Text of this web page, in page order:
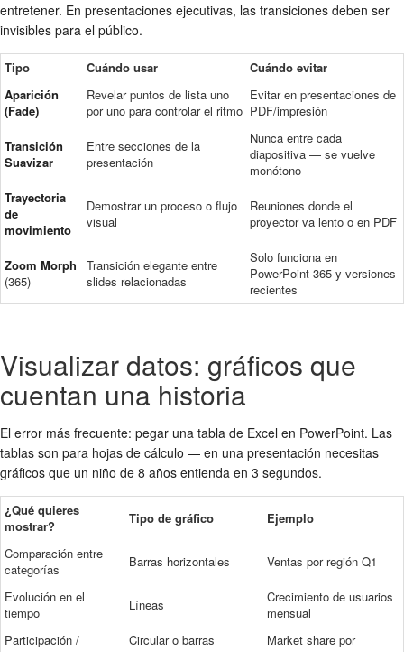
entretener. En presentaciones ejecutivas, las transiciones deben ser
invisibles para el público.
Tipo Cuándo usar
Cuándo evitar
Aparición
(Fade)
Revelar puntos de lista uno
por uno para controlar el ritmo
Evitar en presentaciones de
PDF/impresión
Transición
Suavizar
Entre secciones de la
presentación
Nunca entre cada
diapositiva — se vuelve
monótono
Trayectoria
de
movimiento
Demostrar un proceso o flujo
visual
Reuniones donde el
proyector va lento o en PDF
Zoom Morph
(365)
Transición elegante entre
slides relacionadas
Solo funciona en
PowerPoint 365 y versiones
recientes
Visualizar datos: gráficos que
cuentan una historia
El error más frecuente: pegar una tabla de Excel en PowerPoint. Las
tablas son para hojas de cálculo — en una presentación necesitas
gráficos que un niño de 8 años entienda en 3 segundos.
¿Qué quieres
mostrar?
Tipo de gráfico Ejemplo
Comparación entre
categorías
Barras horizontales Ventas por región Q1
Evolución en el
tiempo
Líneas
Crecimiento de usuarios
mensual
Participación /
Circular o barras
Market share por